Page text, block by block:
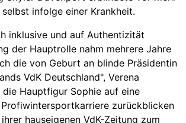
infolge einer Krankheit.
inklusive und auf Authentizität
der Hauptrolle nahm mehrere Jahre
die von Geburt an blinde Präsidentin
VdK Deutschland", Verena
die Hauptfigur Sophie auf eine
zurückblicken
hauseigenen VdK-Zeitung zum